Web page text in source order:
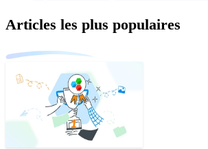
Articles les plus populaires